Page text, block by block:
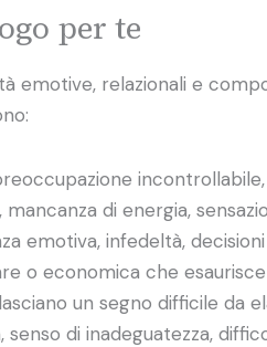
per te
emotive, relazionali e
di energia,
emotiva, infedeltà,
o economica che
un segno difficile da
senso di inadeguatezza,